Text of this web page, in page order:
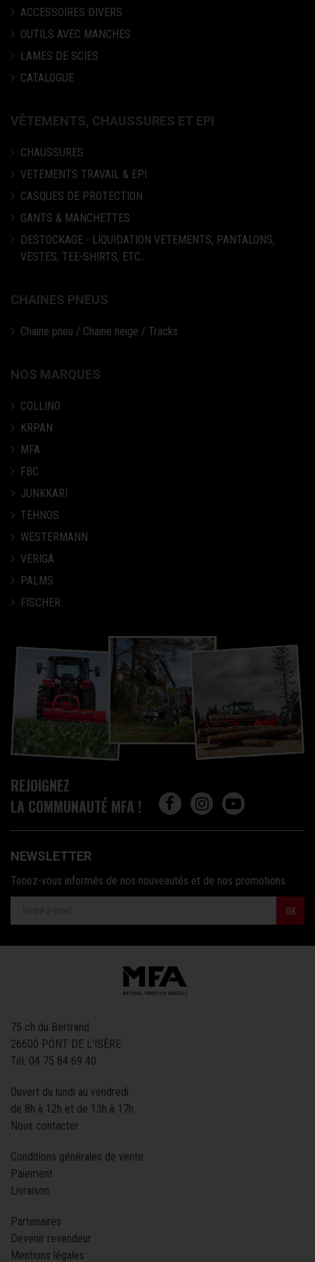
ACCESSOIRES DIVERS
OUTILS AVEC MANCHES
LAMES DE SCIES
CATALOGUE
VÊTEMENTS, CHAUSSURES ET EPI
CHAUSSURES
VETEMENTS TRAVAIL & EPI
CASQUES DE PROTECTION
GANTS & MANCHETTES
DESTOCKAGE - LIQUIDATION VETEMENTS, PANTALONS,
VESTES, TEE-SHIRTS, ETC..
CHAINES PNEUS
Chaine pneu / Chaine neige / Tracks
NOS MARQUES
COLLINO
KRPAN
MFA
FBC
JUNKKARI
TEHNOS
WESTERMANN
VERIGA
PALMS
FISCHER
REJOIGNEZ
LA COMMUNAUTÉ MFA !
NEWSLETTER
Tenez-vous informés de nos nouveautés et de nos promotions
OK
75 ch du Bertrand
26600 PONT DE L'ISÈRE
Tél. 04 75 84 69 40
Ouvert du lundi au vendredi
de 8h à 12h et de 13h à 17h
Nous contacter
Conditions générales de vente
Paiement
Livraison
Partenaires
Devenir revendeur
Mentions légales